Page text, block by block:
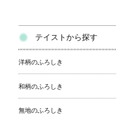
テイストから探す
洋柄のふろしき
和柄のふろしき
無地のふろしき